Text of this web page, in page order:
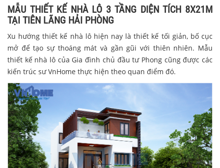
MẪU THIẾT KẾ NHÀ LÔ 3 TẦNG DIỆN TÍCH 8X21M
TẠI TIÊN LÃNG HẢI PHÒNG
Xu hướng thiết kế nhà lô hiện nay là thiết kế tối giản, bố cục
mở để tạo sự thoáng mát và gần gũi với thiên nhiên. Mẫu
thiết kế nhà lô của Gia đình chủ đầu tư Phong cũng được các
kiến trúc sư VnHome thực hiện theo quan điểm đó.